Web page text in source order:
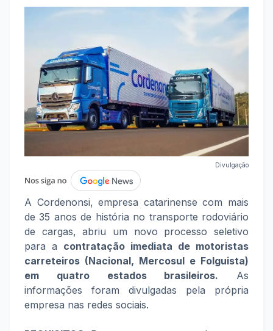
Divulgação
A Cordenonsi, empresa catarinense com mais
de 35 anos de história no transporte rodoviário
de cargas, abriu um novo processo seletivo
para a contratação imediata de motoristas
carreteiros (Nacional, Mercosul e Folguista)
em quatro estados brasileiros. As
informações foram divulgadas pela própria
empresa nas redes sociais.